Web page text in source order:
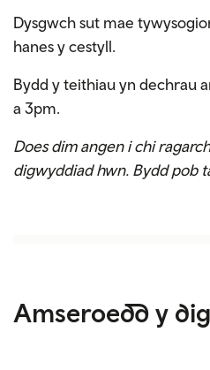
Dysgwch sut mae
hanes y cestyll.
Bydd y teithiau yn dechrau
a 3pm.
Does dim angen i chi
digwyddiad hwn. Bydd pob
Amseroedd y